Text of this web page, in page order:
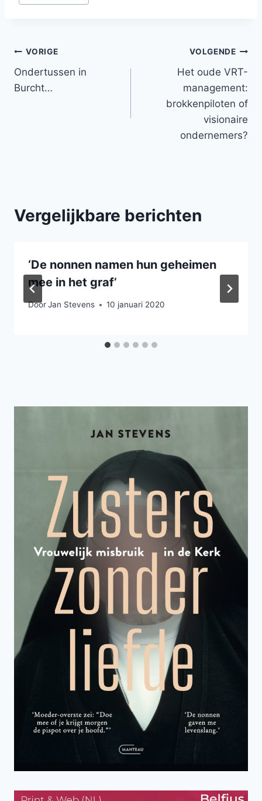
Bericht
navigatie
VORIGE
Ondertussen in
Burcht…
VOLGENDE
Het oude VRT-
management:
brokkenpiloten of
visionaire
ondernemers?
Vergelijkbare berichten
‘De nonnen namen hun geheimen
mee in het graf’
DoorJan Stevens 10 januari 2020